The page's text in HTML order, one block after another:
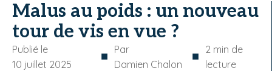
Malus au poids : un nouveau
tour de vis en vue ?
Publié le
10 juillet 2025
■ Par
Damien Chalon
■ 2 min de
lecture